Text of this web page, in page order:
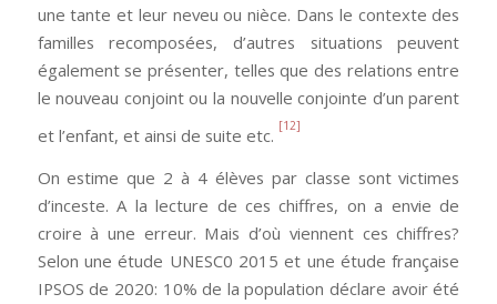
une tante et leur neveu ou nièce. Dans le contexte des
familles recomposées, d’autres situations peuvent
également se présenter, telles que des relations entre
le nouveau conjoint ou la nouvelle conjointe d’un parent
et l’enfant, et ainsi de suite etc. [12]
On estime que 2 à 4 élèves par classe sont victimes
d’inceste. A la lecture de ces chiffres, on a envie de
croire à une erreur. Mais d’où viennent ces chiffres?
Selon une étude UNESC0 2015 et une étude française
IPSOS de 2020: 10% de la population déclare avoir été